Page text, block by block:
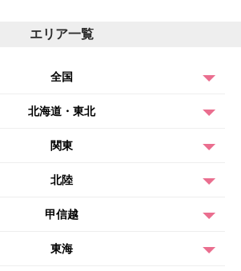
エリア一覧
全国
北海道・東北
関東
北陸
甲信越
東海